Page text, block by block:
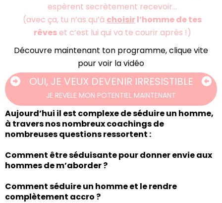
espèrent secrètement recevoir…
(avec ça, tu n’as qu’à choisirl’homme de tes
rêveset c’est lui qui va te courir après !)
Découvre maintenant ton programme, clique vite
pour voir la vidéo
OUI, JE VEUX DEVENIR IRRESISTIBLE
JE REVELE MON POTENTIEL MAINTENANT
Aujourd’hui il est complexe de séduire un homme,
à travers nos nombreux coachings de
nombreuses questions ressortent :
Comment être séduisante pour donner envie aux
hommes de m’aborder ?
Comment séduire un homme et le rendre
complètement accro ?